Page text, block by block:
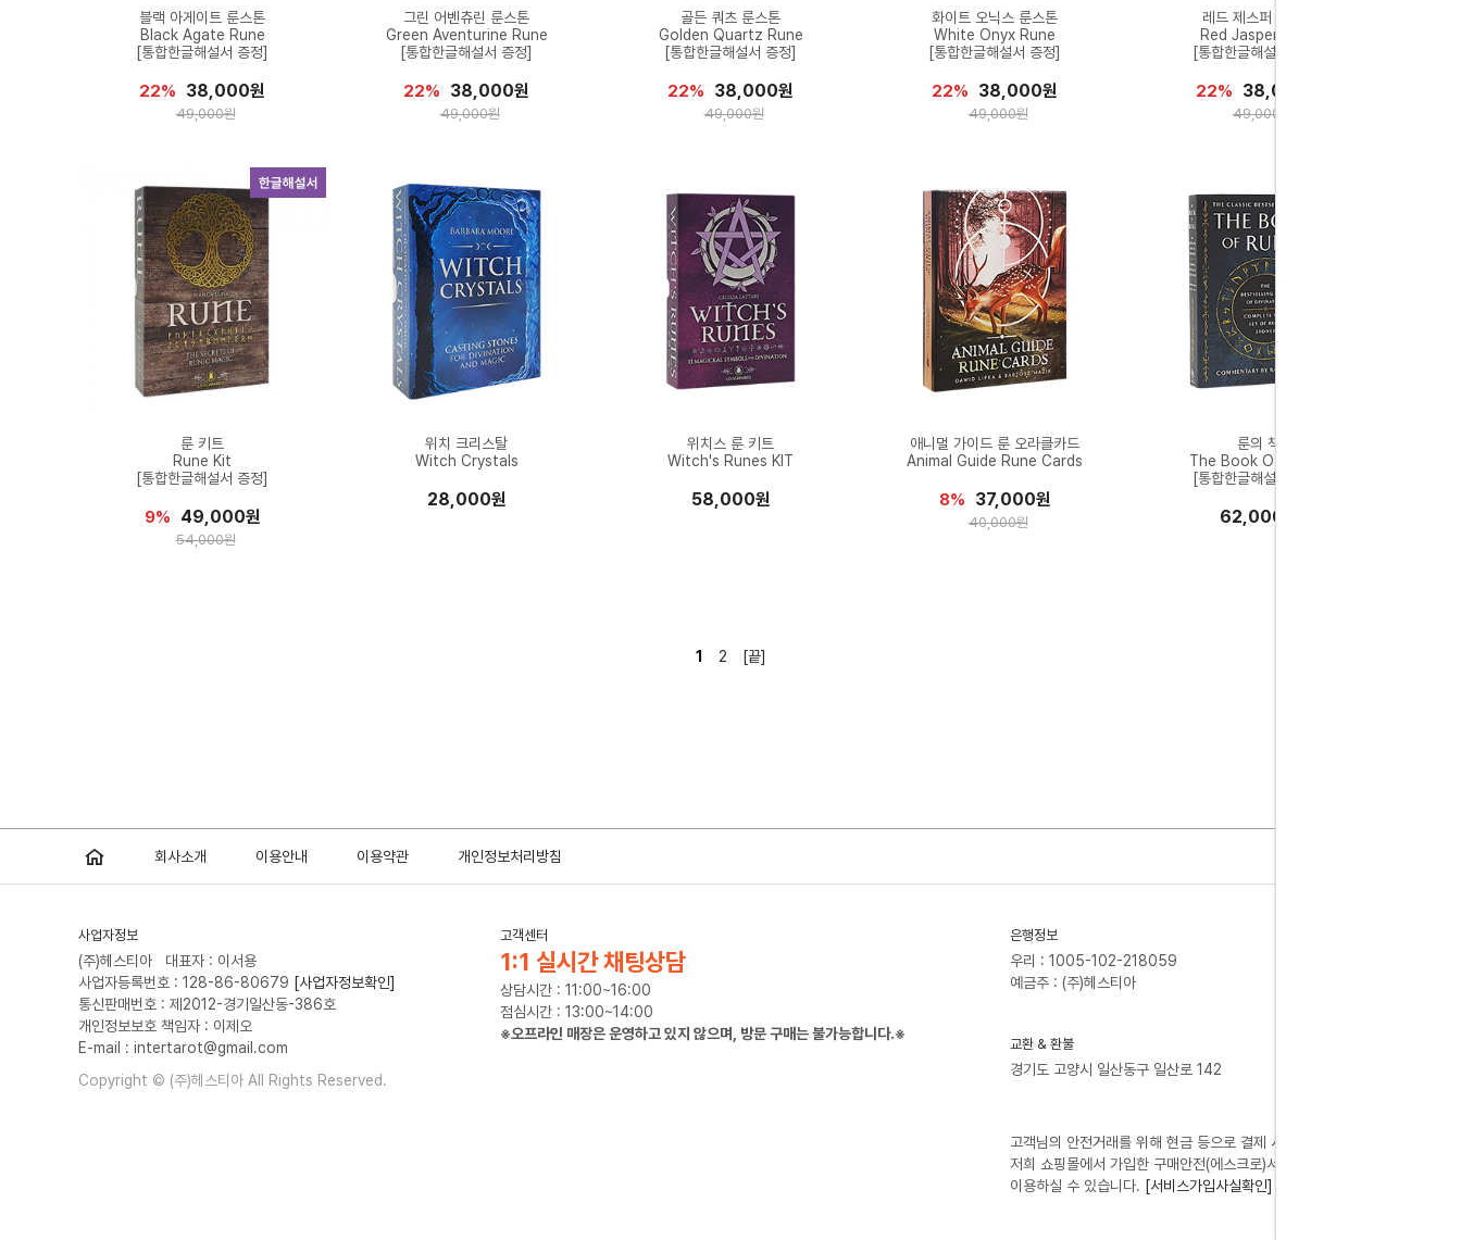
블랙 아게이트 룬스톤
Black Agate Rune
[통합한글해설서 증정]
22% 38,000원
49,000원
그린 어벤츄린 룬스톤
Green Aventurine Rune
[통합한글해설서 증정]
22% 38,000원
49,000원
골든 쿼츠 룬스톤
Golden Quartz Rune
[통합한글해설서 증정]
22% 38,000원
49,000원
화이트 오닉스 룬스톤
White Onyx Rune
[통합한글해설서 증정]
22% 38,000원
49,000원
레드 제스퍼 룬스톤
Red Jasper Rune
[통합한글해설서 증정]
22% 38,000원
49,000원
룬 키트
Rune Kit
[통합한글해설서 증정]
9% 49,000원
54,000원
위치 크리스탈
Witch Crystals
28,000원
위치스 룬 키트
Witch's Runes KIT
58,000원
애니멀 가이드 룬 오라클카드
Animal Guide Rune Cards
8% 37,000원
40,000원
룬의 책
The Book Of Runes
[통합한글해설서 증정]
62,000원
1 2 [끝]
회사소개 이용안내 이용약관 개인정보처리방침
사업자정보
(주)헤스티아 대표자 : 이서용
사업자등록번호 : 128-86-80679 [사업자정보확인]
통신판매번호 : 제2012-경기일산동-386호
개인정보보호 책임자 : 이제오
E-mail : intertarot@gmail.com
Copyright © (주)헤스티아 All Rights Reserved.
고객센터
1:1 실시간 채팅상담
상담시간 : 11:00~16:00
점심시간 : 13:00~14:00
※오프라인 매장은 운영하고 있지 않으며, 방문 구매는 불가능합니다.※
은행정보
우리 : 1005-102-218059
예금주 : (주)헤스티아
교환 & 환불
경기도 고양시 일산동구 일산로 142
고객님의 안전거래를 위해 현금 등으로 결제 시
저희 쇼핑몰에서 가입한 구매안전(에스크로)서비스를
이용하실 수 있습니다. [서비스가입사실확인]